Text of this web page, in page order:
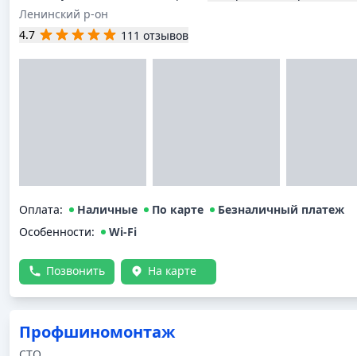
Ленинский р-он
4.7
111 отзывов
Оплата: Наличные По карте
Безналичный платеж
Особенности:
Wi-Fi
Позвонить На карте
Профшиномонтаж